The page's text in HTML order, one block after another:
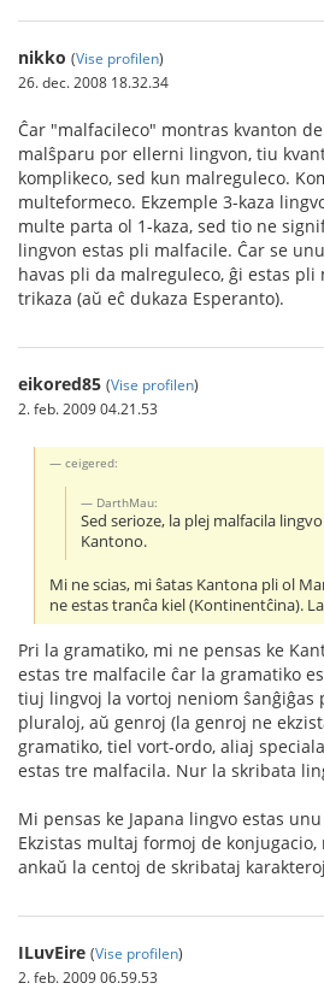
nikko (Vise profilen)
26. dec. 2008 18.32.34
Ĉar "malfacileco" montras kvanton
malŝparu por ellerni lingvon, tiu
komplikeco, sed kun malreguleco.
multeformeco. Ekzemple 3-kaza
multe parta ol 1-kaza, sed tio ne
lingvon estas pli malfacile. Ĉar se
havas pli da malreguleco, ĝi estas
trikaza (aŭ eĉ dukaza Esperanto).
eikored85 (Vise profilen)
2. feb. 2009 04.21.53
ceigered:
DarthMau:
Sed serioze, la plej malfacila
Kantono.
Mi ne scias, mi ŝatas Kantona pli ol
ne estas tranĉa kiel (Kontinentĉina).
Pri la gramatiko, mi ne pensas ke
estas tre malfacile ĉar la gramatiko
tiuj lingvoj la vortoj neniom ŝanĝiĝas
pluraloj, aŭ genroj (la genroj ne
gramatiko, tiel vort-ordo, aliaj
estas tre malfacila. Nur la skribata
Mi pensas ke Japana lingvo estas
Ekzistas multaj formoj de
ankaŭ la centoj de skribataj
ILuvEire (Vise profilen)
2. feb. 2009 06.59.53